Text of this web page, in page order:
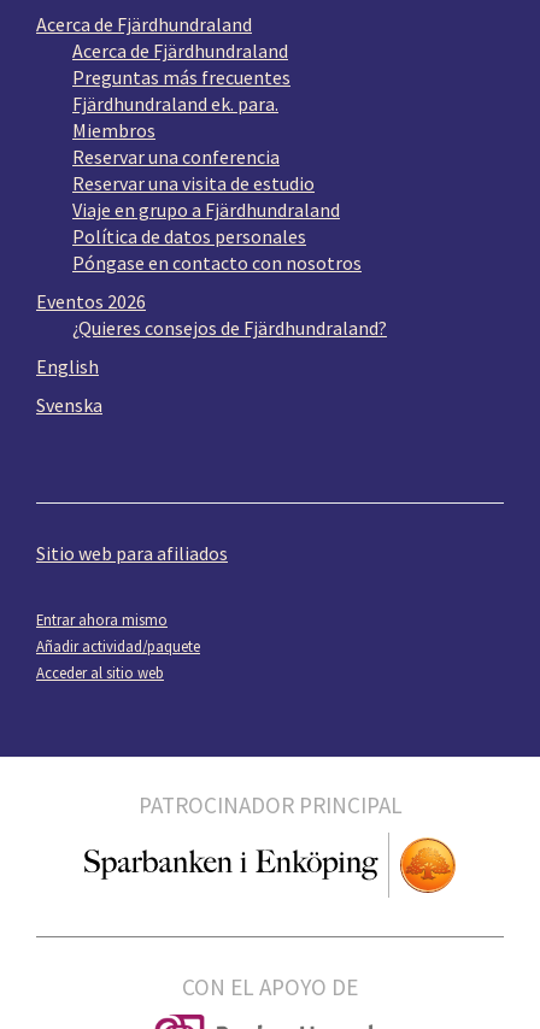
Acerca de Fjärdhundraland
Acerca de Fjärdhundraland
Preguntas más frecuentes
Fjärdhundraland ek. para.
Miembros
Reservar una conferencia
Reservar una visita de estudio
Viaje en grupo a Fjärdhundraland
Política de datos personales
Póngase en contacto con nosotros
Eventos 2026
¿Quieres consejos de Fjärdhundraland?
English
Svenska
Sitio web para afiliados
Entrar ahora mismo
Añadir actividad/paquete
Acceder al sitio web
PATROCINADOR PRINCIPAL
CON EL APOYO DE